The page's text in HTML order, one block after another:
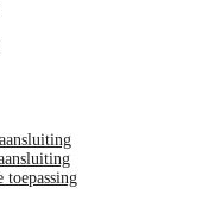
toepassing